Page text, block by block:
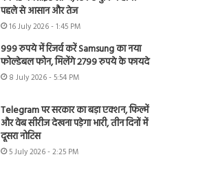
पहले से आसान और तेज
16 July 2026 - 1:45 PM
999 रुपये में रिजर्व करें Samsung का नया
फोल्डेबल फोन, मिलेंगे 2799 रुपये के फायदे
8 July 2026 - 5:54 PM
Telegram पर सरकार का बड़ा एक्शन, फिल्में
और वेब सीरीज देखना पड़ेगा भारी, तीन दिनों में
दूसरा नोटिस
5 July 2026 - 2:25 PM